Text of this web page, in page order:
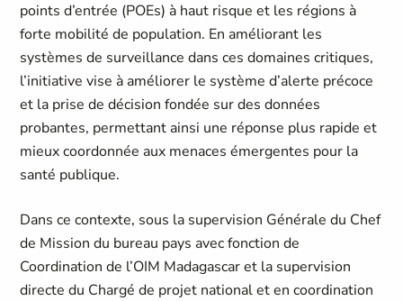
points d’entrée (POEs) à haut risque et les régions à
forte mobilité de population. En améliorant les
systèmes de surveillance dans ces domaines critiques,
l’initiative vise à améliorer le système d’alerte précoce
et la prise de décision fondée sur des données
probantes, permettant ainsi une réponse plus rapide et
mieux coordonnée aux menaces émergentes pour la
santé publique.
Dans ce contexte, sous la supervision Générale du Chef
de Mission du bureau pays avec fonction de
Coordination de l’OIM Madagascar et la supervision
directe du Chargé de projet national et en coordination